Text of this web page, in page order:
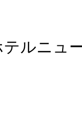
ルニュ